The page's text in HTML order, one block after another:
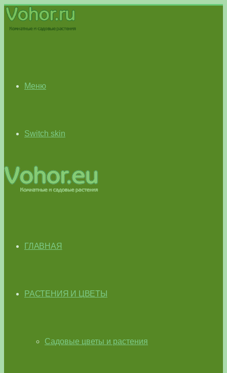
Меню
Switch skin
ГЛАВНАЯ
РАСТЕНИЯ И ЦВЕТЫ
Садовые цветы и растения